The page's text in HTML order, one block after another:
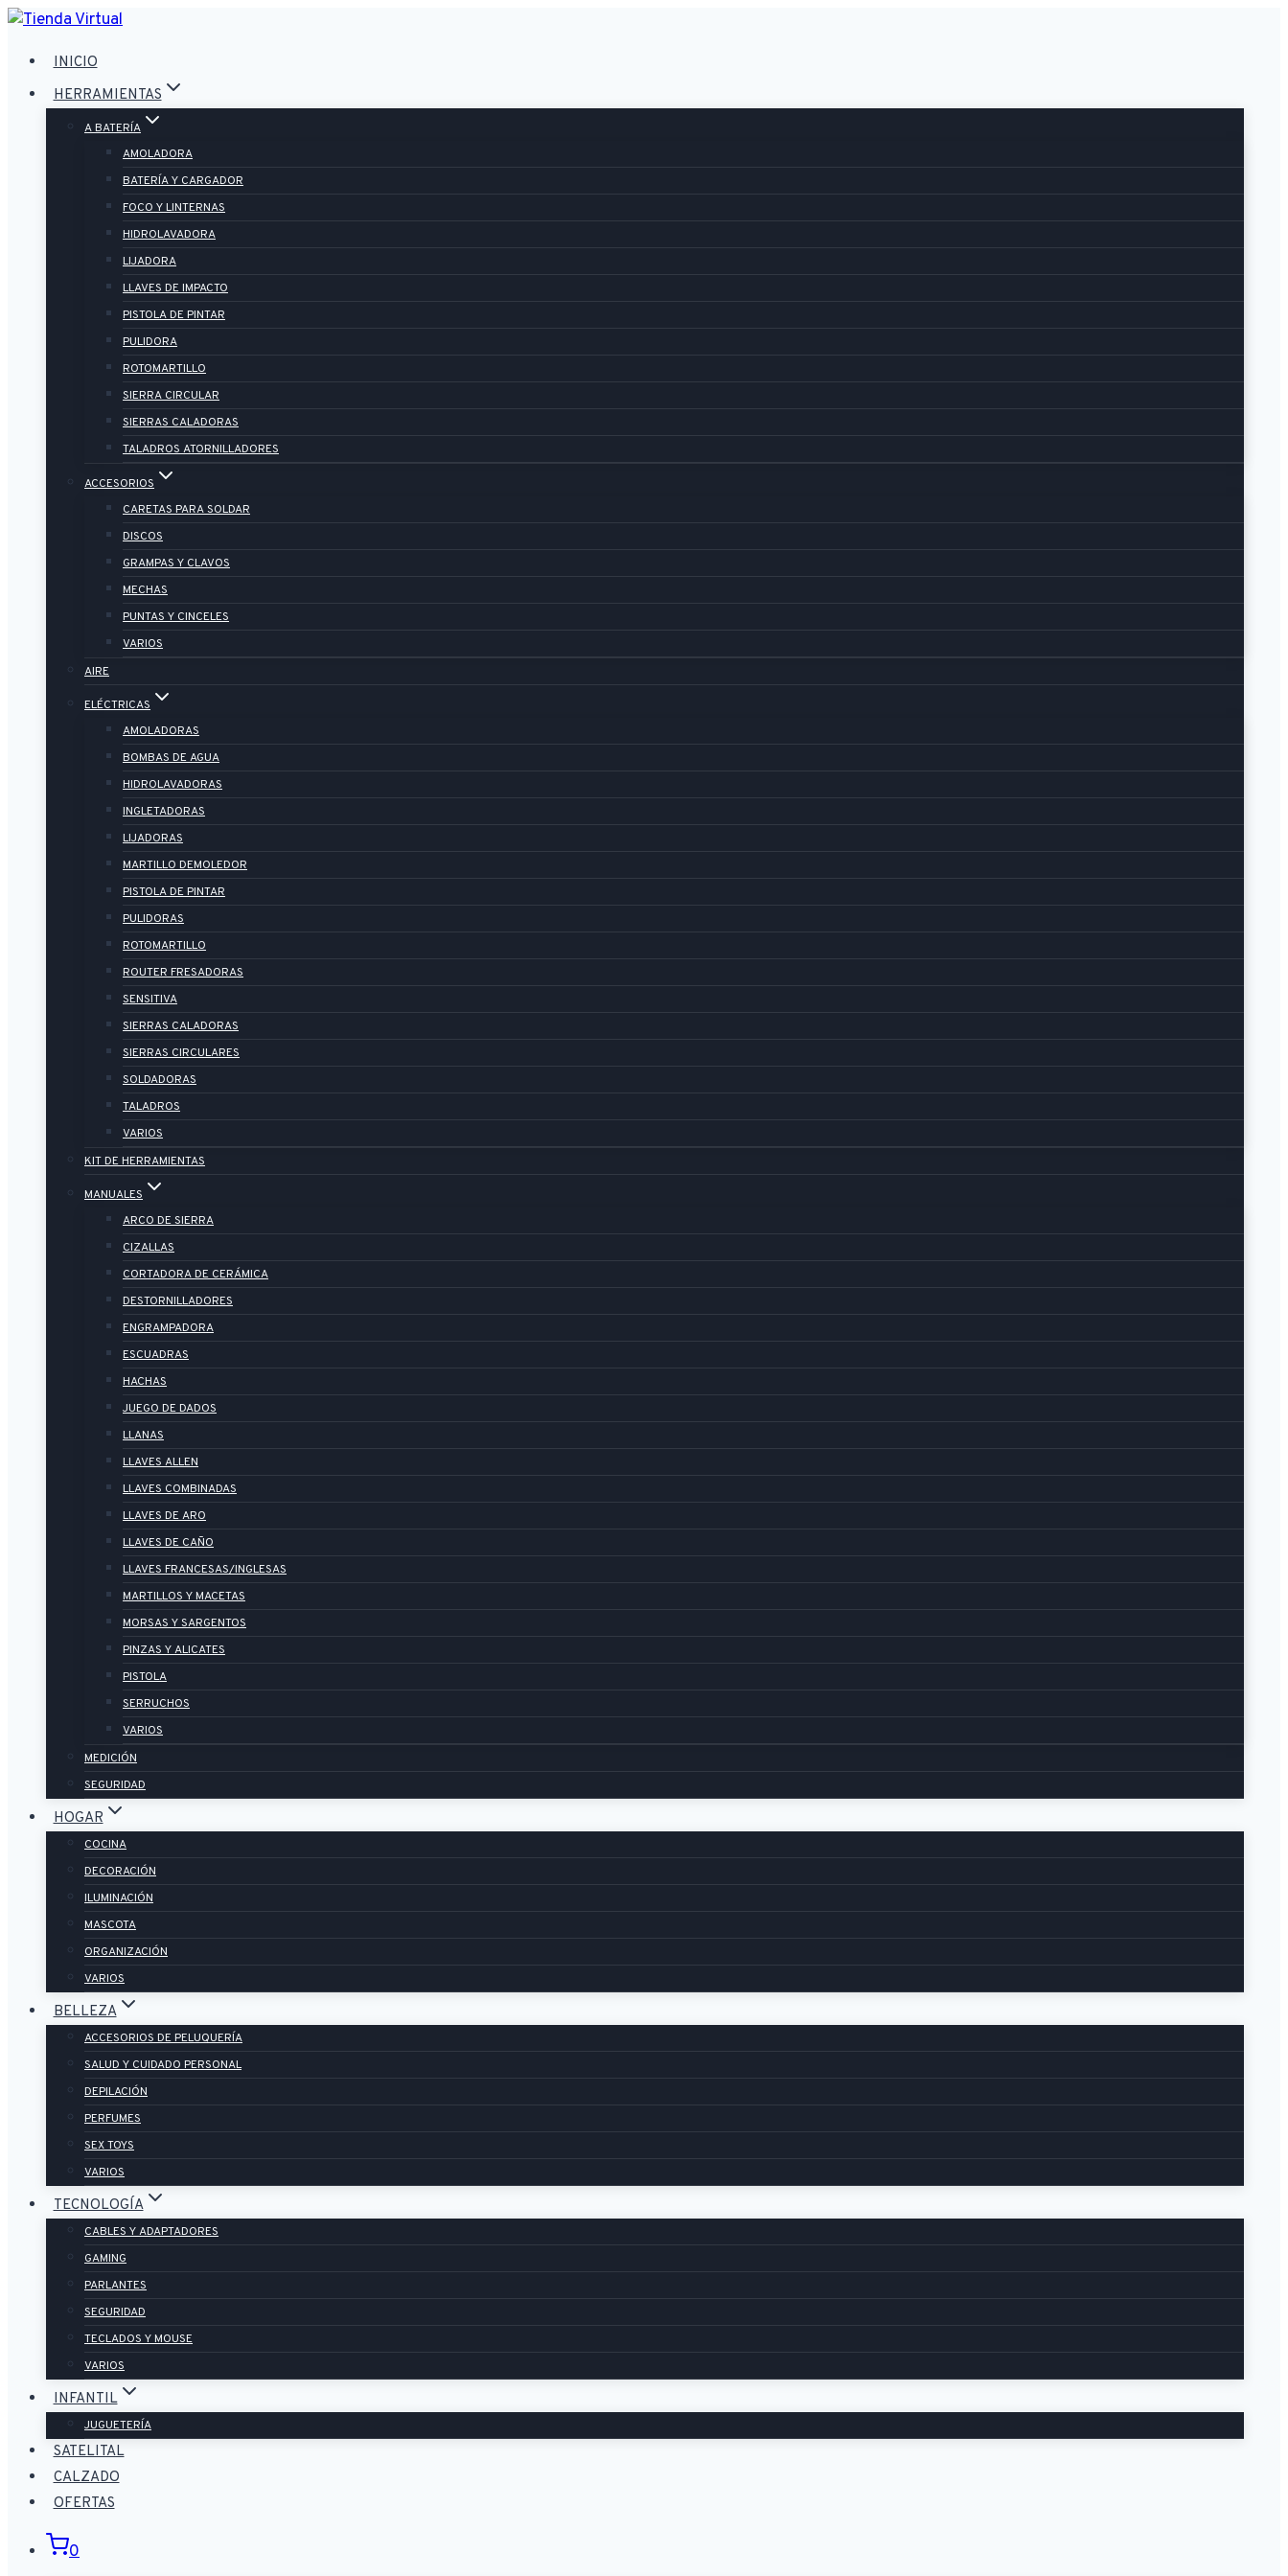
Saltar
contenido
INICIO
HERRAMIENTAS
A BATERÍA
AMOLADORA
BATERÍA Y CARGADOR
FOCO Y LINTERNAS
HIDROLAVADORA
LIJADORA
LLAVES DE IMPACTO
PISTOLA DE PINTAR
PULIDORA
ROTOMARTILLO
SIERRA CIRCULAR
SIERRAS CALADORAS
TALADROS ATORNILLADORES
ACCESORIOS
CARETAS PARA SOLDAR
DISCOS
GRAMPAS Y CLAVOS
MECHAS
PUNTAS Y CINCELES
VARIOS
AIRE
ELÉCTRICAS
AMOLADORAS
BOMBAS DE AGUA
HIDROLAVADORAS
INGLETADORAS
LIJADORAS
MARTILLO DEMOLEDOR
PISTOLA DE PINTAR
PULIDORAS
ROTOMARTILLO
ROUTER FRESADORAS
SENSITIVA
SIERRAS CALADORAS
SIERRAS CIRCULARES
SOLDADORAS
TALADROS
VARIOS
KIT DE HERRAMIENTAS
MANUALES
ARCO DE SIERRA
CIZALLAS
CORTADORA DE CERÁMICA
DESTORNILLADORES
ENGRAMPADORA
ESCUADRAS
HACHAS
JUEGO DE DADOS
LLANAS
LLAVES ALLEN
LLAVES COMBINADAS
LLAVES DE ARO
LLAVES DE CAÑO
LLAVES FRANCESAS/INGLESAS
MARTILLOS Y MACETAS
MORSAS Y SARGENTOS
PINZAS Y ALICATES
PISTOLA
SERRUCHOS
VARIOS
MEDICIÓN
SEGURIDAD
HOGAR
COCINA
DECORACIÓN
ILUMINACIÓN
MASCOTA
ORGANIZACIÓN
VARIOS
BELLEZA
ACCESORIOS DE PELUQUERÍA
SALUD Y CUIDADO PERSONAL
DEPILACIÓN
PERFUMES
SEX TOYS
VARIOS
TECNOLOGÍA
CABLES Y ADAPTADORES
GAMING
PARLANTES
SEGURIDAD
TECLADOS Y MOUSE
VARIOS
INFANTIL
JUGUETERÍA
SATELITAL
CALZADO
OFERTAS
0